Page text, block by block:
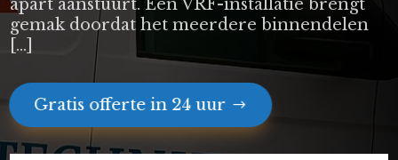
apart aanstuurt. Een VRF-installatie brengt
gemak doordat het meerdere binnendelen
[…]
Gratis offerte in 24 uur